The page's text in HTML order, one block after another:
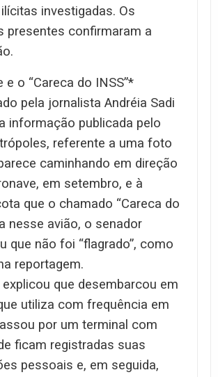
investigadas. Os
presentes confirmaram a
e o “Careca do INSS”*
pela jornalista Andréia Sadi
informação publicada pelo
referente a uma foto
caminhando em direção
em setembro, e à
que o chamado “Careca do
nesse avião, o senador
que não foi “flagrado”, como
reportagem.
que desembarcou em
utiliza com frequência em
por um terminal com
ficam registradas suas
pessoais e, em seguida,